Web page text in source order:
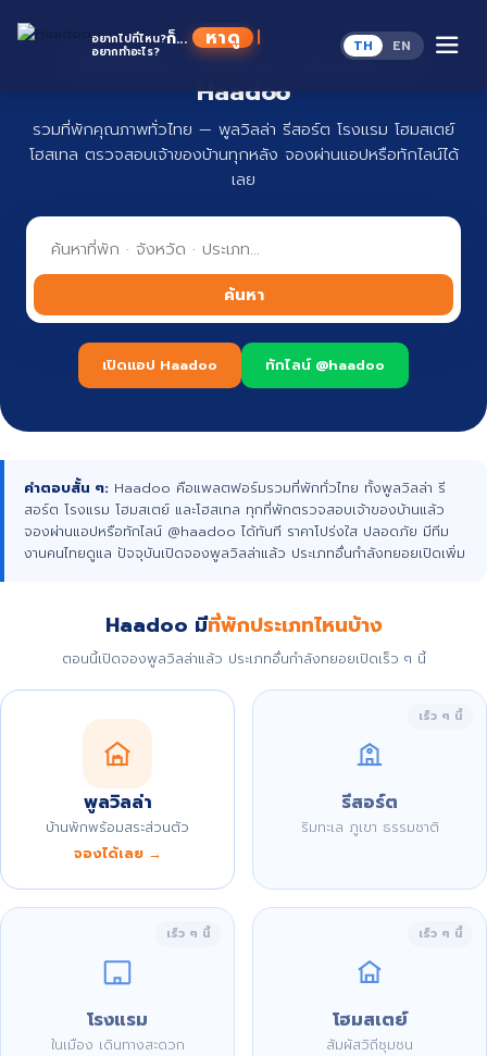
อยากไปที่ไหน?
อยากทำอะไร?
ก็... หาดู TH EN
ที่พักทั่วไทย จองง่าย ปลอดภัย กับ
Haadoo
รวมที่พักคุณภาพทั่วไทย — พูลวิลล่า รีสอร์ต โรงแรม โฮมสเตย์
โฮสเทล ตรวจสอบเจ้าของบ้านทุกหลัง จองผ่านแอปหรือทักไลน์ได้
เลย
ค้นหา
เปิดแอป Haadoo ทักไลน์ @haadoo
คำตอบสั้น ๆ: Haadoo คือแพลตฟอร์มรวมที่พักทั่วไทย ทั้งพูลวิลล่า รี
สอร์ต โรงแรม โฮมสเตย์ และโฮสเทล ทุกที่พักตรวจสอบเจ้าของบ้านแล้ว
จองผ่านแอปหรือทักไลน์ @haadoo ได้ทันที ราคาโปร่งใส ปลอดภัย มีทีม
งานคนไทยดูแล ปัจจุบันเปิดจองพูลวิลล่าแล้ว ประเภทอื่นกำลังทยอยเปิดเพิ่ม
Haadoo มีที่พักประเภทไหนบ้าง
ตอนนี้เปิดจองพูลวิลล่าแล้ว ประเภทอื่นกำลังทยอยเปิดเร็ว ๆ นี้
พูลวิลล่า
บ้านพักพร้อมสระส่วนตัว
จองได้เลย →
เร็ว ๆ นี้
รีสอร์ต
ริมทะเล ภูเขา ธรรมชาติ
เร็ว ๆ นี้
โรงแรม
ในเมือง เดินทางสะดวก
เร็ว ๆ นี้
โฮมสเตย์
สัมผัสวิถีชุมชน